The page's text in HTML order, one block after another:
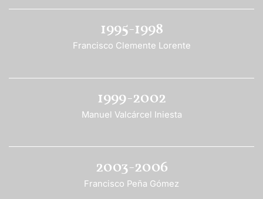
1995-1998
Francisco Clemente Lorente
1999-2002
Manuel Valcárcel Iniesta
2003-2006
Francisco Peña Gómez